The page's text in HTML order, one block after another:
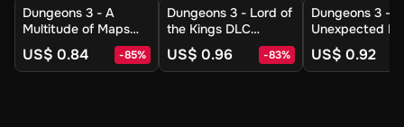
Dungeons 3 - A
Multitude of Maps
DLC (Global) (PC /
Mac / Linux) - Steam
US$ 0.84 -85%
Dungeons 3 - Lord of
the Kings DLC
(Global) (PC / Mac /
Linux) - Steam -
US$ 0.96 -83%
Dungeons 3 -
Unexpected
(Global) (PC /
Linux) - Steam
US$ 0.92